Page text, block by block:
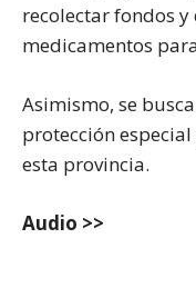
recolectar fondos
medicamentos
Asimismo, se
protección
esta provincia.
Audio >>